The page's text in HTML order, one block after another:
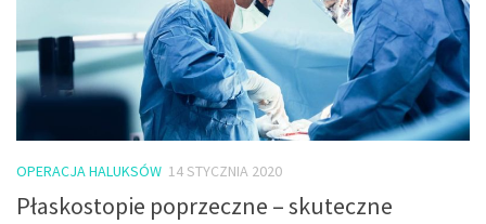
OPERACJA HALUKSÓW 14 STYCZNIA 2020
Płaskostopie poprzeczne – skuteczne